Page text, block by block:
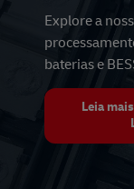
Explore a
baterias e
Leia